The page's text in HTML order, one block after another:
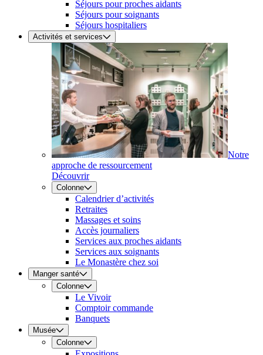
Séjours pour proches aidants
Séjours pour soignants
Séjours hospitaliers
Activités et services
Notre
approche de ressourcement
Découvrir
Colonne
Calendrier d’activités
Retraites
Massages et soins
Accès journaliers
Services aux proches aidants
Services aux soignants
Le Monastère chez soi
Manger santé
Colonne
Le Vivoir
Comptoir commande
Banquets
Musée
Colonne